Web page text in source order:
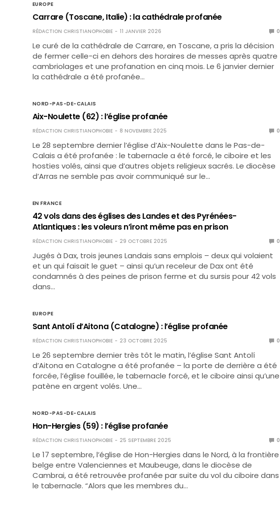
EUROPE
Carrare (Toscane, Italie) : la cathédrale profanée
RÉDACTION CHRISTIANOPHOBIE 11 JANVIER 2026 0
Le curé de la cathédrale de Carrare, en Toscane, a pris la décision
de fermer celle-ci en dehors des horaires de messes après quatre
cambriolages et une profanation en cinq mois. Le 6 janvier dernier
la cathédrale a été profanée…
NORD-PAS-DE-CALAIS
Aix-Noulette (62) : l’église profanée
RÉDACTION CHRISTIANOPHOBIE 8 NOVEMBRE 2025 0
Le 28 septembre dernier l’église d’Aix-Noulette dans le Pas-de-
Calais a été profanée : le tabernacle a été forcé, le ciboire et les
hosties volés, ainsi que d’autres objets religieux sacrés. Le diocèse
d’Arras ne semble pas avoir communiqué sur le…
EN FRANCE
42 vols dans des églises des Landes et des Pyrénées-
Atlantiques : les voleurs n’iront même pas en prison
RÉDACTION CHRISTIANOPHOBIE 29 OCTOBRE 2025 0
Jugés à Dax, trois jeunes Landais sans emplois – deux qui volaient
et un qui faisait le guet – ainsi qu’un receleur de Dax ont été
condamnés à des peines de prison ferme et du sursis pour 42 vols
dans…
EUROPE
Sant Antolí d’Aitona (Catalogne) : l’église profanée
RÉDACTION CHRISTIANOPHOBIE 23 OCTOBRE 2025 0
Le 26 septembre dernier très tôt le matin, l’église Sant Antolí
d’Aitona en Catalogne a été profanée – la porte de derrière a été
forcée, l’église fouillée, le tabernacle forcé, et le ciboire ainsi qu’une
patène en argent volés. Une…
NORD-PAS-DE-CALAIS
Hon-Hergies (59) : l’église profanée
RÉDACTION CHRISTIANOPHOBIE 25 SEPTEMBRE 2025 0
Le 17 septembre, l’église de Hon-Hergies dans le Nord, à la frontière
belge entre Valenciennes et Maubeuge, dans le diocèse de
Cambrai, a été retrouvée profanée par suite du vol du ciboire dans
le tabernacle. “Alors que les membres du…